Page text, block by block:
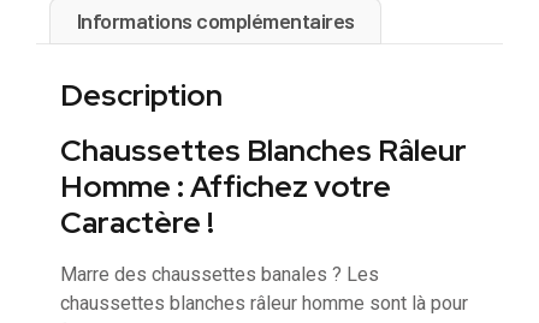
Informations complémentaires
Description
Chaussettes Blanches Râleur
Homme : Affichez votre
Caractère !
Marre des chaussettes banales ? Les
chaussettes blanches râleur homme sont là pour